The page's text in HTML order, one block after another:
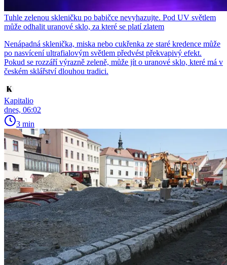
Tuhle zelenou skleničku po babičce nevyhazujte. Pod UV světlem
může odhalit uranové sklo, za které se platí zlatem
Nenápadná sklenička, miska nebo cukřenka ze staré kredence může
po nasvícení ultrafialovým světlem předvést překvapivý efekt.
Pokud se rozzáří výrazně zeleně, může jít o uranové sklo, které má v
českém sklářství dlouhou tradici.
Kapitalio
dnes, 06:02
3 min